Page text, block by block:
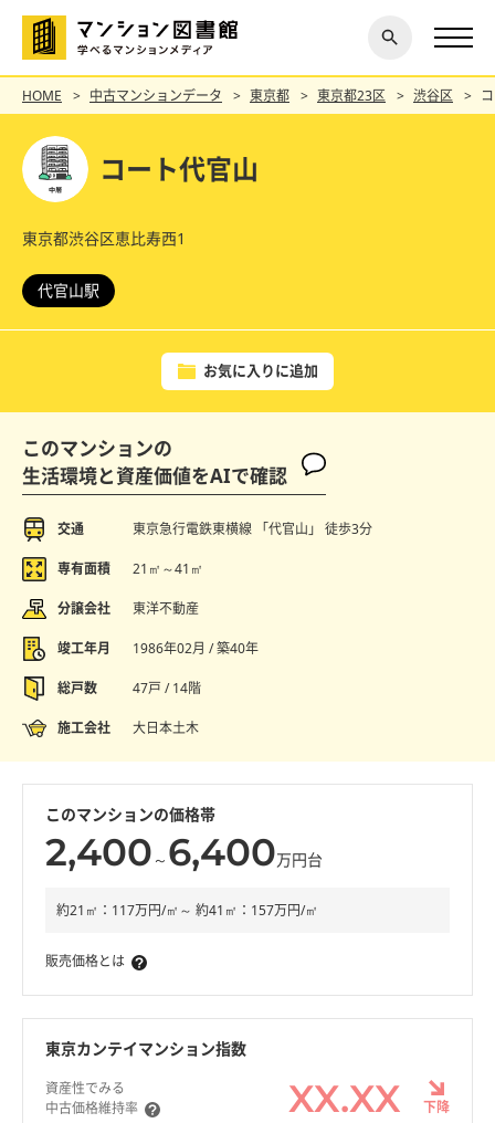
探す
閉じ
る
HOME 中古マンションデータ 東京都 東京都23区 渋谷区
コート代官山
東京都渋谷区恵比寿西1
代官山駅
お気に入りに追加
このマンションの
生活環境と資産価値をAIで確認
交通 東京急行電鉄東横線 「代官山」 徒歩3分
専有面積 21㎡～41㎡
分譲会社 東洋不動産
竣工年月 1986年02月 / 築40年
総戸数 47戸 / 14階
施工会社 大日本土木
このマンションの価格帯
2,400 ～ 6,400万円台
約21㎡：117万円/㎡～ 約41㎡：157万円/㎡
販売価格とは
東京カンテイマンション指数
資産性でみる
中古価格維持率
XX.XX 下降